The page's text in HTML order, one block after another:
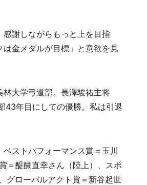
謝しながらもっと上を目指
金メダルが目標」と意欲を見
大学弓道部。長澤駿祐主将
43年目にしての優勝。私は引退
ストパフォーマンス賞＝玉川
＝醍醐直幸さん（陸上）、スポ
グローバルアクト賞＝新谷起世